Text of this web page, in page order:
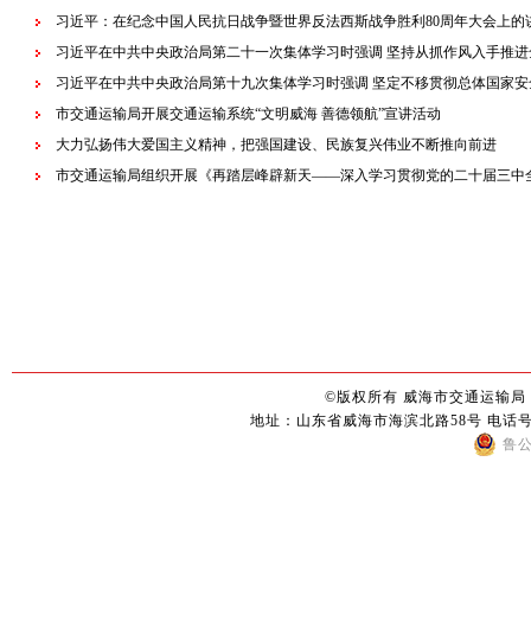
习近平：在纪念中国人民抗日战争暨世界反法西斯战争胜利80周年大会上的
习近平在中共中央政治局第二十一次集体学习时强调 坚持从抓作风入手推
习近平在中共中央政治局第十九次集体学习时强调 坚定不移贯彻总体国家
市交通运输局开展交通运输系统“文明威海 善德领航”宣讲活动
大力弘扬伟大爱国主义精神，把强国建设、民族复兴伟业不断推向前进
市交通运输局组织开展《再踏层峰辟新天——深入学习贯彻党的二十届三中
©版权所有 威海市交通运输局
地址：山东省威海市海滨北路58号 电话
鲁